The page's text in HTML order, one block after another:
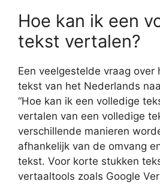
Hoe kan ik een
tekst vertalen?
Een veelgestelde vraag over
tekst van het Nederlands
“Hoe kan ik een volledige
vertalen van een volledige
verschillende manieren
afhankelijk van de omvang
tekst. Voor korte stukken
vertaaltools zoals Google